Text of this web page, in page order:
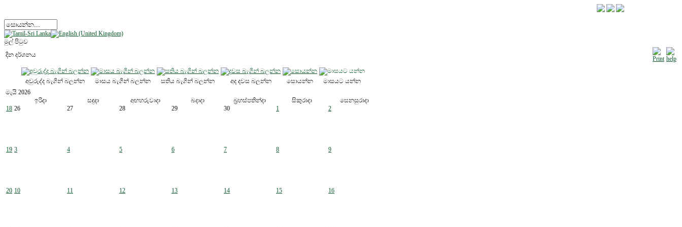
මුල් පිටුව
දින දර්ශනය
අවුරුද්ද බැගින් බලන්න මාසය බැගින් බලන්න සතිය බැගින් බලන්න අද දවස බලන්න සොයන්න
මාසයට යන්න
මැයි 2026
ඉරිදා
සඳුදා අඟහරුවාදා බදාදා බ්‍රහස්පතින්දා සිකුරාදා
සෙනසුරාදා
18 26 27 28 29 30 1 2
19 3 4 5 6 7 8 9
20 10 11 12 13 14 15 16